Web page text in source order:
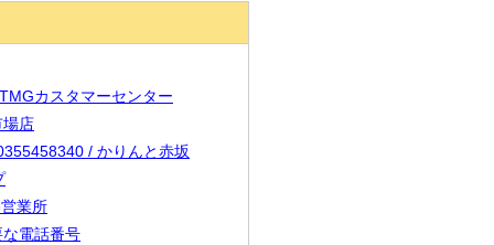
カスタマーセンター
店
/ かりんと赤坂
業所
電話番号